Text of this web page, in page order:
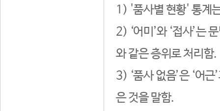
1) '품사별 현황' 통계
2) ‘어미’와 ‘접사’는
와 같은 층위로 처리함.
3) ‘품사 없음’은 ‘어
은 것을 말함.